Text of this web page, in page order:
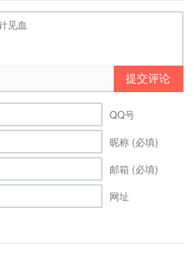
16:9 ？
提交评论
QQ号
昵称 (必填)
邮箱 (必填)
网址